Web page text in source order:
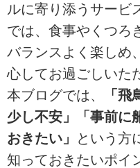
ルに寄り添うサービ
では、食事やくつろ
バランスよく楽しめ
心してお過ごしいた
本ブログでは、
「
少し不安」「事前に
おきたい」
という方
知っておきたいポイ